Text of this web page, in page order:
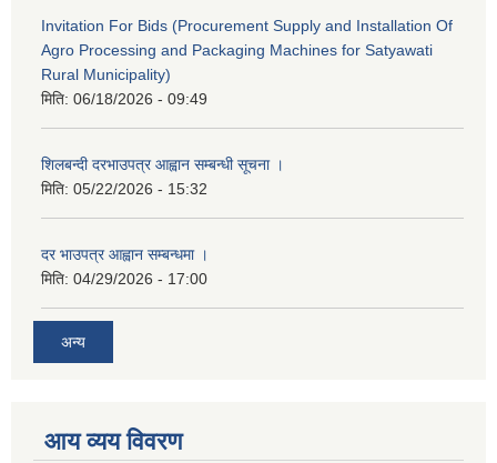
Invitation For Bids (Procurement Supply and Installation Of
Agro Processing and Packaging Machines for Satyawati
Rural Municipality)
मिति: 06/18/2026 - 09:49
शिलबन्दी दरभाउपत्र आह्वान सम्बन्धी सूचना ।
मिति: 05/22/2026 - 15:32
दर भाउपत्र आह्वान सम्बन्धमा ।
मिति: 04/29/2026 - 17:00
अन्य
आय व्यय विवरण